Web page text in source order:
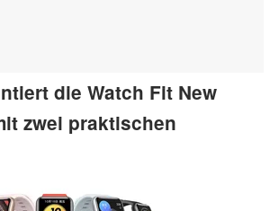
die Watch Fit New
zwei praktischen